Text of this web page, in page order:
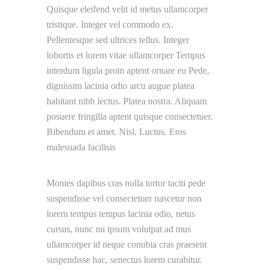
Quisque eleifend velit id metus ullamcorper
tristique. Integer vel commodo ex.
Pellentesque sed ultrices tellus. Integer
lobortis et lorem vitae ullamcorper Tempus
interdum ligula proin aptent ornare eu Pede,
dignissim lacinia odio arcu augue platea
habitant nibh lectus. Platea nostra. Aliquam
posuere fringilla aptent quisque consectetuer.
Bibendum et amet. Nisl. Luctus. Eros
malesuada facilisis
Montes dapibus cras nulla tortor taciti pede
suspendisse vel consectetuer nascetur non
lorem tempus tempus lacinia odio, netus
cursus, nunc mi ipsum volutpat ad mus
ullamcorper id neque conubia cras praesent
suspendisse hac, senectus lorem curabitur.